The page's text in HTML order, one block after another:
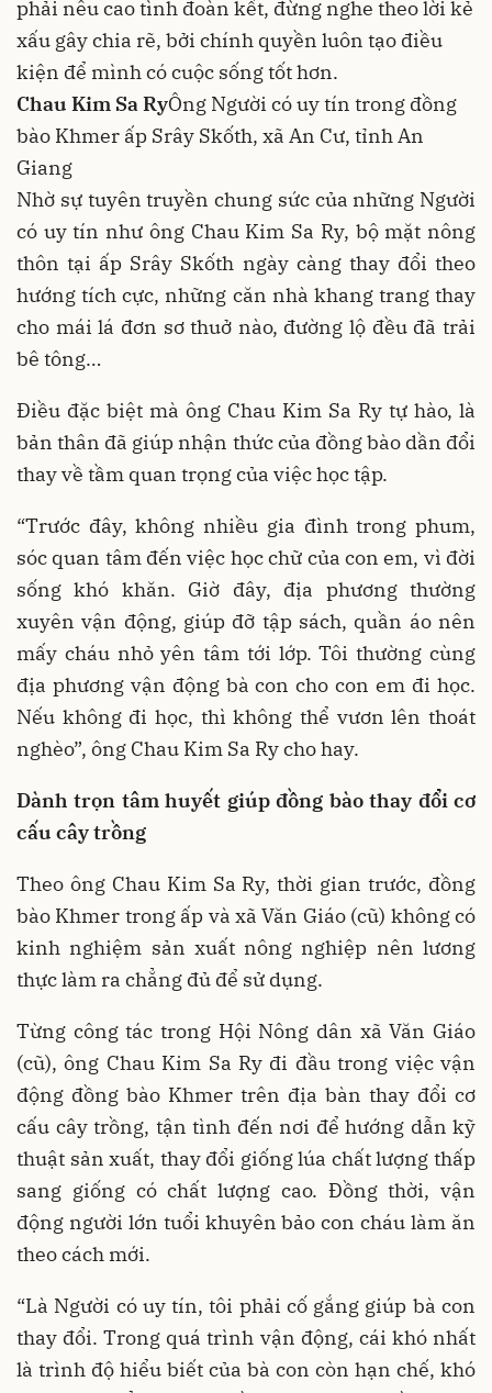
phải nêu cao tình đoàn kết, đừng nghe theo lời kẻ
xấu gây chia rẽ, bởi chính quyền luôn tạo điều
kiện để mình có cuộc sống tốt hơn.
Chau Kim Sa RyÔng Người có uy tín trong đồng
bào Khmer ấp Srây Skốth, xã An Cư, tỉnh An
Giang
Nhờ sự tuyên truyền chung sức của những Người
có uy tín như ông Chau Kim Sa Ry, bộ mặt nông
thôn tại ấp Srây Skốth ngày càng thay đổi theo
hướng tích cực, những căn nhà khang trang thay
cho mái lá đơn sơ thuở nào, đường lộ đều đã trải
bê tông…
Điều đặc biệt mà ông Chau Kim Sa Ry tự hào, là
bản thân đã giúp nhận thức của đồng bào dần đổi
thay về tầm quan trọng của việc học tập.
“Trước đây, không nhiều gia đình trong phum,
sóc quan tâm đến việc học chữ của con em, vì đời
sống khó khăn. Giờ đây, địa phương thường
xuyên vận động, giúp đỡ tập sách, quần áo nên
mấy cháu nhỏ yên tâm tới lớp. Tôi thường cùng
địa phương vận động bà con cho con em đi học.
Nếu không đi học, thì không thể vươn lên thoát
nghèo”, ông Chau Kim Sa Ry cho hay.
Dành trọn tâm huyết giúp đồng bào thay đổi cơ
cấu cây trồng
Theo ông Chau Kim Sa Ry, thời gian trước, đồng
bào Khmer trong ấp và xã Văn Giáo (cũ) không có
kinh nghiệm sản xuất nông nghiệp nên lương
thực làm ra chẳng đủ để sử dụng.
Từng công tác trong Hội Nông dân xã Văn Giáo
(cũ), ông Chau Kim Sa Ry đi đầu trong việc vận
động đồng bào Khmer trên địa bàn thay đổi cơ
cấu cây trồng, tận tình đến nơi để hướng dẫn kỹ
thuật sản xuất, thay đổi giống lúa chất lượng thấp
sang giống có chất lượng cao. Đồng thời, vận
động người lớn tuổi khuyên bảo con cháu làm ăn
theo cách mới.
“Là Người có uy tín, tôi phải cố gắng giúp bà con
thay đổi. Trong quá trình vận động, cái khó nhất
là trình độ hiểu biết của bà con còn hạn chế, khó